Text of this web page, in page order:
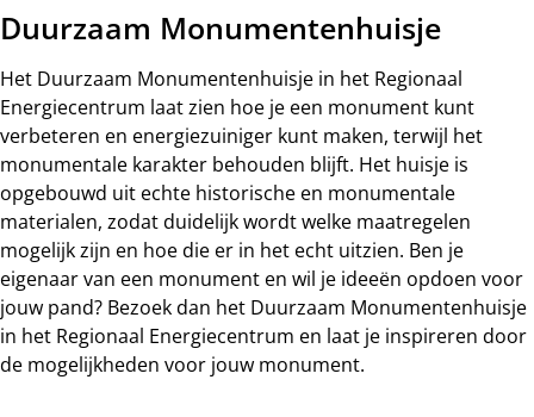
Duurzaam Monumentenhuisje
Het Duurzaam Monumentenhuisje in het Regionaal
Energiecentrum laat zien hoe je een monument kunt
verbeteren en energiezuiniger kunt maken, terwijl het
monumentale karakter behouden blijft. Het huisje is
opgebouwd uit echte historische en monumentale
materialen, zodat duidelijk wordt welke maatregelen
mogelijk zijn en hoe die er in het echt uitzien. Ben je
eigenaar van een monument en wil je ideeën opdoen voor
jouw pand? Bezoek dan het Duurzaam Monumentenhuisje
in het Regionaal Energiecentrum en laat je inspireren door
de mogelijkheden voor jouw monument.